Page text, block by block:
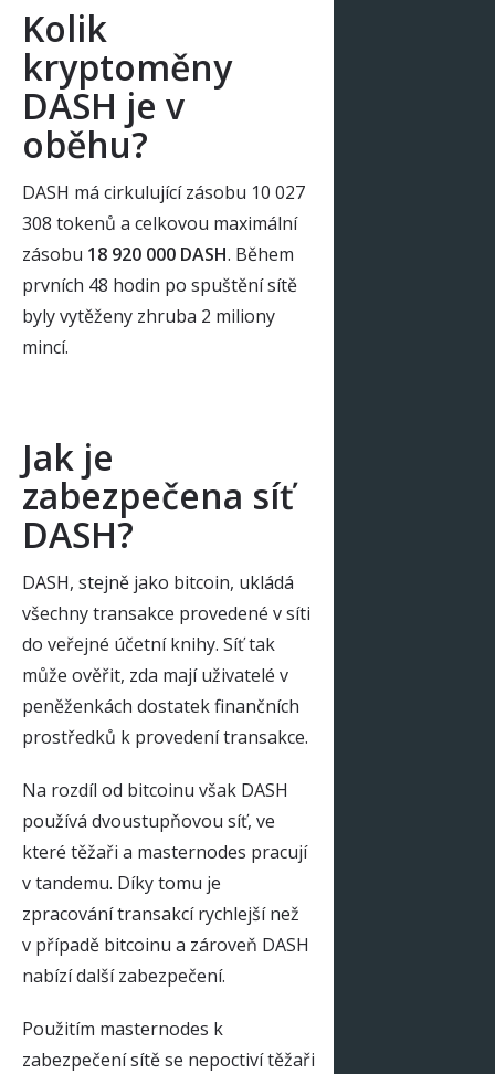
Kolik
kryptoměny
DASH je v
oběhu?
DASH má cirkulující zásobu 10 027
308 tokenů a celkovou maximální
zásobu 18 920 000 DASH. Během
prvních 48 hodin po spuštění sítě
byly vytěženy zhruba 2 miliony
mincí.
Jak je
zabezpečena síť
DASH?
DASH, stejně jako bitcoin, ukládá
všechny transakce provedené v síti
do veřejné účetní knihy. Síť tak
může ověřit, zda mají uživatelé v
peněženkách dostatek finančních
prostředků k provedení transakce.
Na rozdíl od bitcoinu však DASH
používá dvoustupňovou síť, ve
které těžaři a masternodes pracují
v tandemu. Díky tomu je
zpracování transakcí rychlejší než
v případě bitcoinu a zároveň DASH
nabízí další zabezpečení.
Použitím masternodes k
zabezpečení sítě se nepoctiví těžaři